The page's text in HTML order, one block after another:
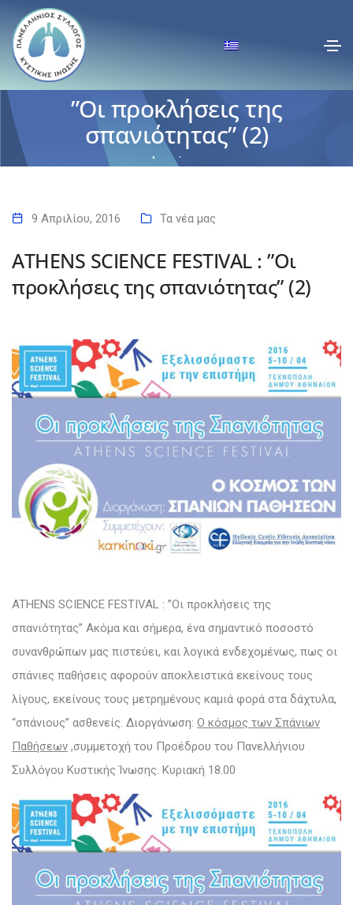
ATHENS SCIENCE FESTIVAL :
”Οι προκλήσεις της
σπανιότητας” (2)
Αρχική
9 Απριλίου, 2016 Τα νέα μας
ATHENS SCIENCE FESTIVAL : ”Οι
προκλήσεις της σπανιότητας” (2)
ATHENS SCIENCE FESTIVAL : ”Οι προκλήσεις της
σπανιότητας” Ακόμα και σήμερα, ένα σημαντικό ποσοστό
συνανθρώπων μας πιστεύει, και λογικά ενδεχομένως, πως οι
σπάνιες παθήσεις αφορούν αποκλειστικά εκείνους τους
λίγους, εκείνους τους μετρημένους καμιά φορά στα δάχτυλα,
“σπάνιους” ασθενείς. Διοργάνωση: O κόσμος των Σπάνιων
Παθήσεων ,συμμετοχή του Προέδρου του Πανελλήνιου
Συλλόγου Κυστικής Ίνωσης. Κυριακή 18.00